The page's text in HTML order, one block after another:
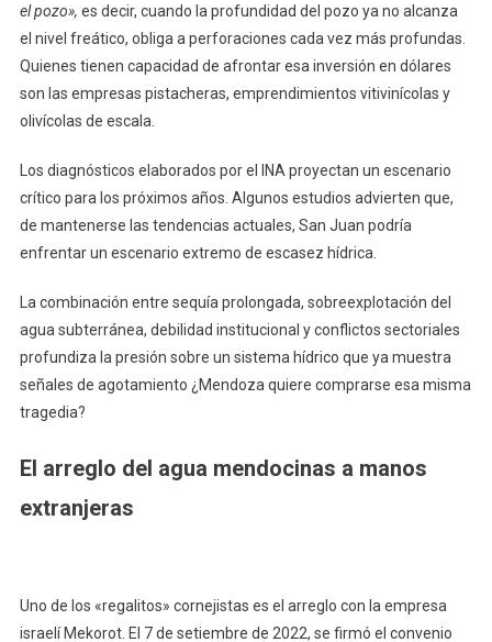
el pozo», es decir, cuando la profundidad del pozo ya no alcanza
el nivel freático, obliga a perforaciones cada vez más profundas.
Quienes tienen capacidad de afrontar esa inversión en dólares
son las empresas pistacheras, emprendimientos vitivinícolas y
olivícolas de escala.
Los diagnósticos elaborados por el INA proyectan un escenario
crítico para los próximos años. Algunos estudios advierten que,
de mantenerse las tendencias actuales, San Juan podría
enfrentar un escenario extremo de escasez hídrica.
La combinación entre sequía prolongada, sobreexplotación del
agua subterránea, debilidad institucional y conflictos sectoriales
profundiza la presión sobre un sistema hídrico que ya muestra
señales de agotamiento ¿Mendoza quiere comprarse esa misma
tragedia?
El arreglo del agua mendocinas a manos
extranjeras
Uno de los «regalitos» cornejistas es el arreglo con la empresa
israelí Mekorot. El 7 de setiembre de 2022, se firmó el convenio